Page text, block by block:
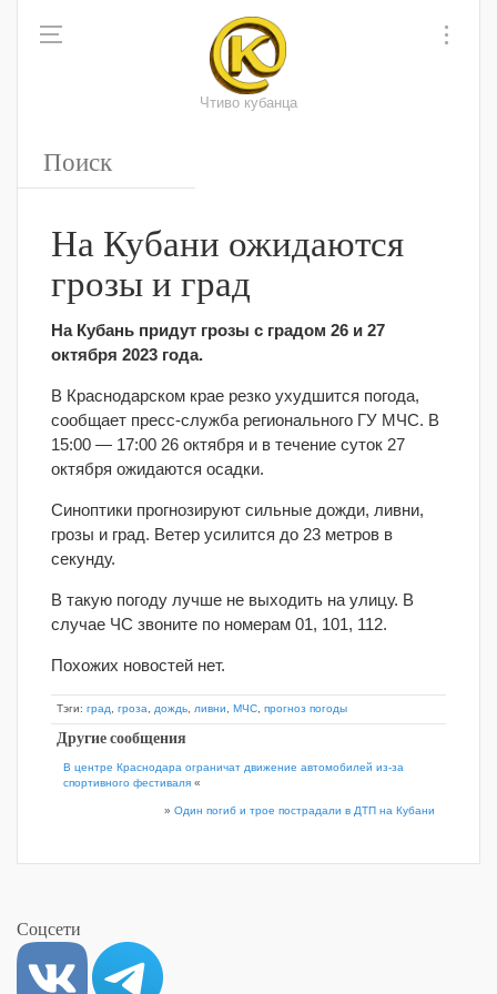
Чтиво кубанца
На Кубани ожидаются
грозы и град
На Кубань придут грозы с градом 26 и 27
октября 2023 года.
В Краснодарском крае резко ухудшится погода,
сообщает пресс-служба регионального ГУ МЧС. В
15:00 — 17:00 26 октября и в течение суток 27
октября ожидаются осадки.
Синоптики прогнозируют сильные дожди, ливни,
грозы и град. Ветер усилится до 23 метров в
секунду.
В такую погоду лучше не выходить на улицу. В
случае ЧС звоните по номерам 01, 101, 112.
Похожих новостей нет.
Тэги: град гроза дождь ливни МЧС прогноз погоды
Другие сообщения
В центре Краснодара ограничат движение автомобилей из-за
спортивного фестиваля «
» Один погиб и трое пострадали в ДТП на Кубани
Соцсети